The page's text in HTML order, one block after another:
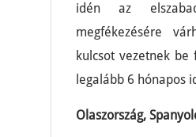
idén az
megfékezésére
kulcsot vezetnek be
legalább 6 hónapos
Olaszország,